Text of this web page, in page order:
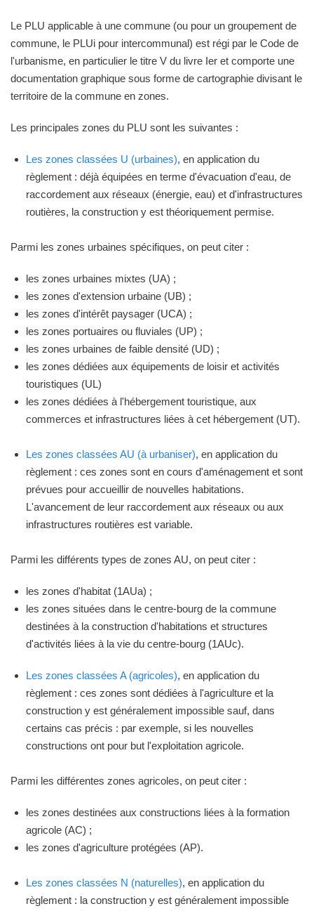
Le PLU applicable à une commune (ou pour un groupement de
commune, le PLUi pour intercommunal) est régi par le Code de
l'urbanisme, en particulier le titre V du livre Ier et comporte une
documentation graphique sous forme de cartographie divisant le
territoire de la commune en zones.
Les principales zones du PLU sont les suivantes :
Les zones classées U (urbaines), en application du
règlement : déjà équipées en terme d'évacuation d'eau, de
raccordement aux réseaux (énergie, eau) et d'infrastructures
routières, la construction y est théoriquement permise.
Parmi les zones urbaines spécifiques, on peut citer :
les zones urbaines mixtes (UA) ;
les zones d'extension urbaine (UB) ;
les zones d'intérêt paysager (UCA) ;
les zones portuaires ou fluviales (UP) ;
les zones urbaines de faible densité (UD) ;
les zones dédiées aux équipements de loisir et activités
touristiques (UL)
les zones dédiées à l'hébergement touristique, aux
commerces et infrastructures liées à cet hébergement (UT).
Les zones classées AU (à urbaniser), en application du
règlement : ces zones sont en cours d'aménagement et sont
prévues pour accueillir de nouvelles habitations.
L'avancement de leur raccordement aux réseaux ou aux
infrastructures routières est variable.
Parmi les différents types de zones AU, on peut citer :
les zones d'habitat (1AUa) ;
les zones situées dans le centre-bourg de la commune
destinées à la construction d'habitations et structures
d'activités liées à la vie du centre-bourg (1AUc).
Les zones classées A (agricoles), en application du
règlement : ces zones sont dédiées à l'agriculture et la
construction y est généralement impossible sauf, dans
certains cas précis : par exemple, si les nouvelles
constructions ont pour but l'exploitation agricole.
Parmi les différentes zones agricoles, on peut citer :
les zones destinées aux constructions liées à la formation
agricole (AC) ;
les zones d'agriculture protégées (AP).
Les zones classées N (naturelles), en application du
règlement : la construction y est généralement impossible